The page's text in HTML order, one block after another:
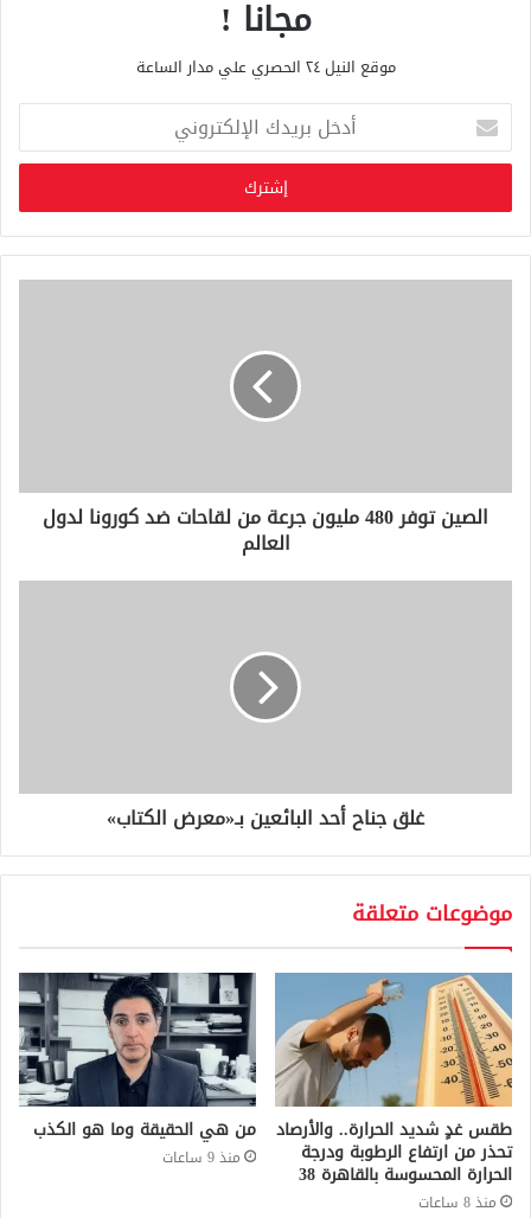
مجانا !
موقع النيل ٢٤ الحصري علي مدار الساعة
خ
ب
ر
ي
ر
الصين توفر 480 مليون جرعة من لقاحات ضد كورونا لدول
العالم
غلق جناح أحد البائعين بـ«معرض الكتاب»
موضوعات متعلقة
طقس غدٍ شديد الحرارة.. والأرصاد
تحذر من ارتفاع الرطوبة ودرجة
الحرارة المحسوسة بالقاهرة 38
منذ 8 ساعات
من هي الحقيقة وما هو الكذب
منذ 9 ساعات